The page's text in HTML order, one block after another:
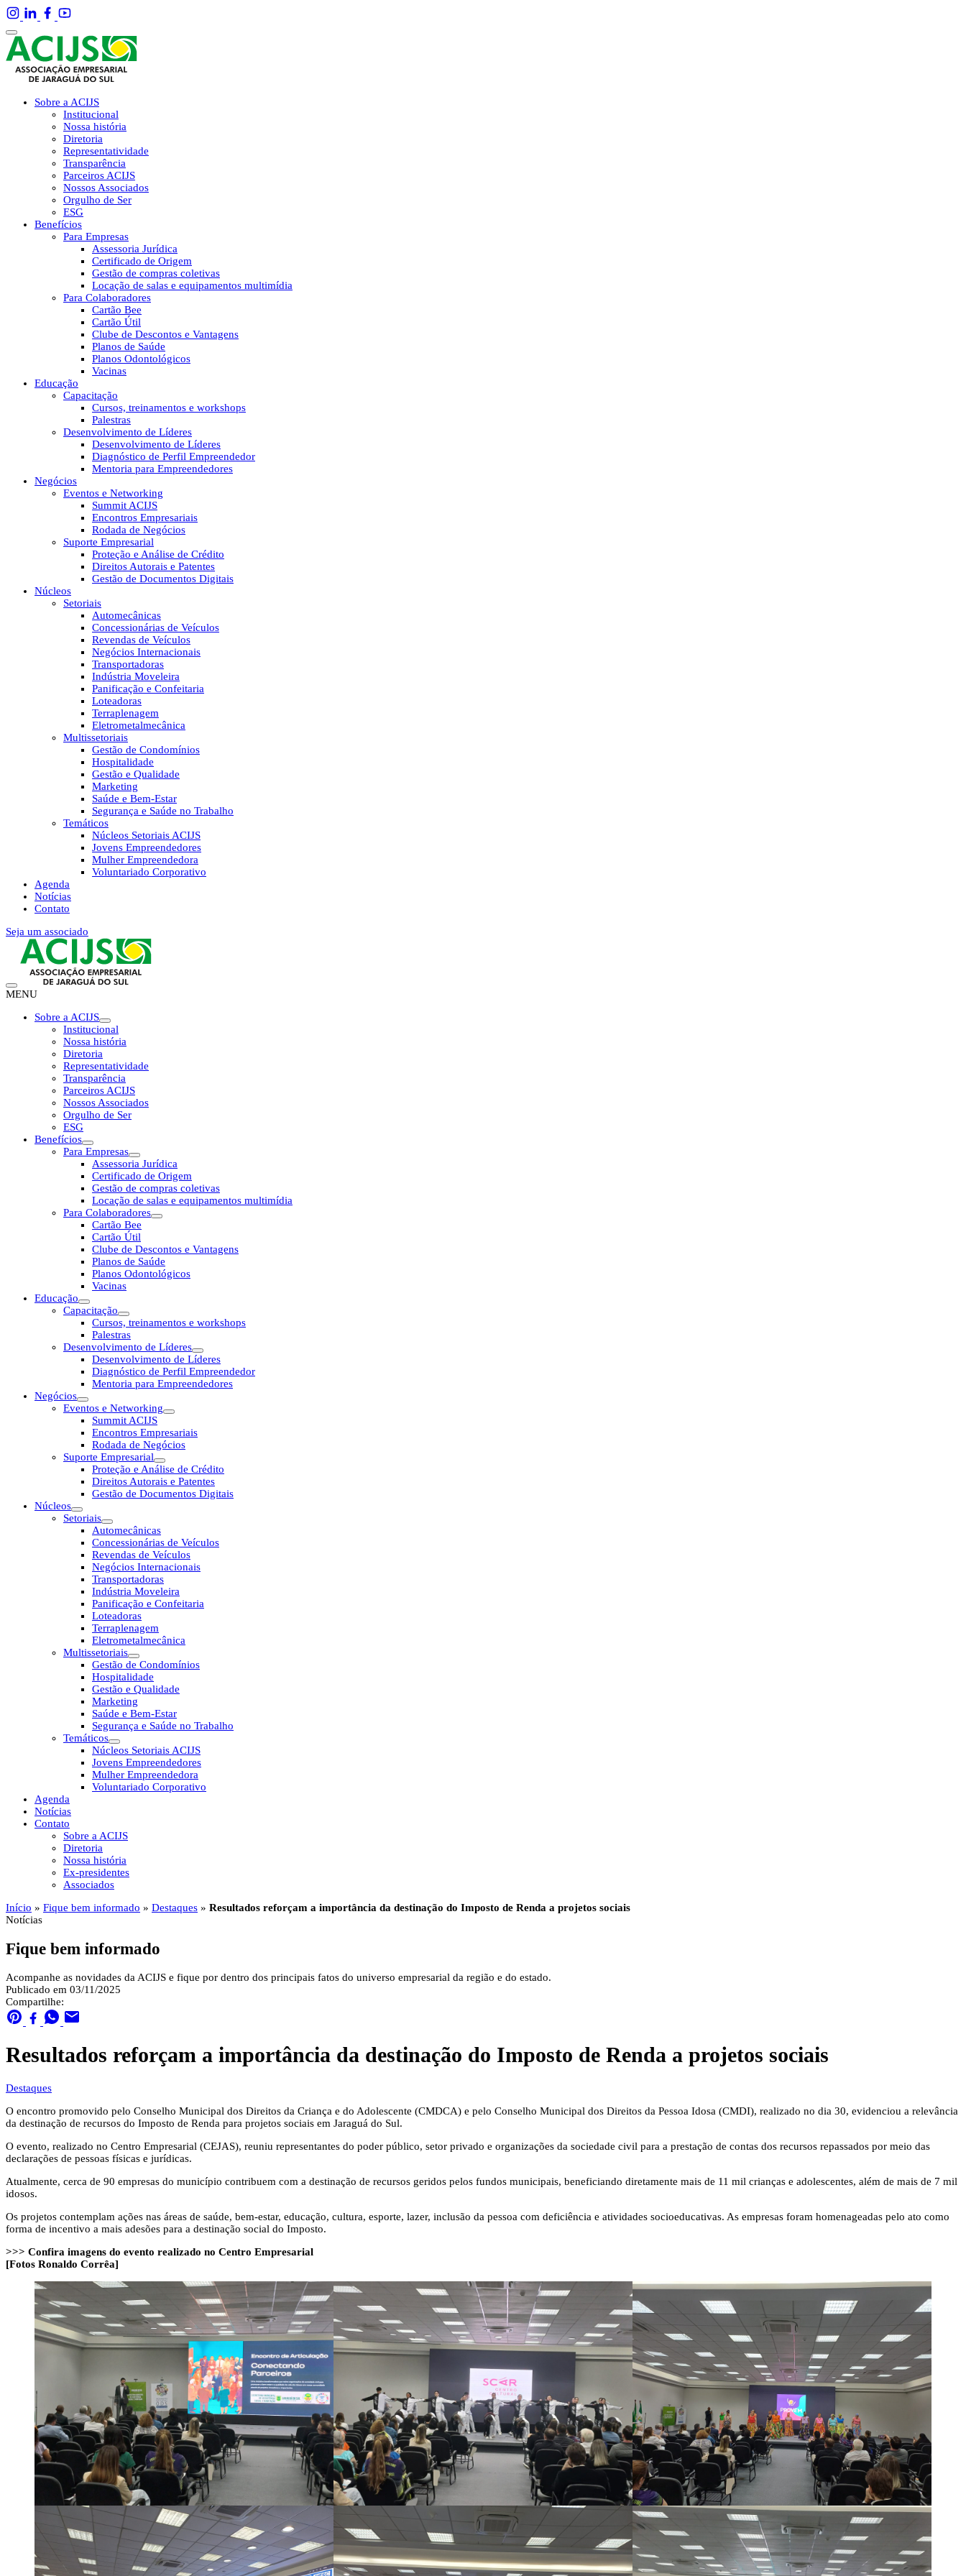
Sobre a ACIJS
Institucional
Nossa história
Diretoria
Representatividade
Transparência
Parceiros ACIJS
Nossos Associados
Orgulho de Ser
ESG
Benefícios
Para Empresas
Assessoria Jurídica
Certificado de Origem
Gestão de compras coletivas
Locação de salas e equipamentos multimídia
Para Colaboradores
Cartão Bee
Cartão Útil
Clube de Descontos e Vantagens
Planos de Saúde
Planos Odontológicos
Vacinas
Educação
Capacitação
Cursos, treinamentos e workshops
Palestras
Desenvolvimento de Líderes
Desenvolvimento de Líderes
Diagnóstico de Perfil Empreendedor
Mentoria para Empreendedores
Negócios
Eventos e Networking
Summit ACIJS
Encontros Empresariais
Rodada de Negócios
Suporte Empresarial
Proteção e Análise de Crédito
Direitos Autorais e Patentes
Gestão de Documentos Digitais
Núcleos
Setoriais
Automecânicas
Concessionárias de Veículos
Revendas de Veículos
Negócios Internacionais
Transportadoras
Indústria Moveleira
Panificação e Confeitaria
Loteadoras
Terraplenagem
Eletrometalmecânica
Multissetoriais
Gestão de Condomínios
Hospitalidade
Gestão e Qualidade
Marketing
Saúde e Bem-Estar
Segurança e Saúde no Trabalho
Temáticos
Núcleos Setoriais ACIJS
Jovens Empreendedores
Mulher Empreendedora
Voluntariado Corporativo
Agenda
Notícias
Contato
Seja um associado
MENU
Sobre a ACIJS
Institucional
Nossa história
Diretoria
Representatividade
Transparência
Parceiros ACIJS
Nossos Associados
Orgulho de Ser
ESG
Benefícios
Para Empresas
Assessoria Jurídica
Certificado de Origem
Gestão de compras coletivas
Locação de salas e equipamentos multimídia
Para Colaboradores
Cartão Bee
Cartão Útil
Clube de Descontos e Vantagens
Planos de Saúde
Planos Odontológicos
Vacinas
Educação
Capacitação
Cursos, treinamentos e workshops
Palestras
Desenvolvimento de Líderes
Desenvolvimento de Líderes
Diagnóstico de Perfil Empreendedor
Mentoria para Empreendedores
Negócios
Eventos e Networking
Summit ACIJS
Encontros Empresariais
Rodada de Negócios
Suporte Empresarial
Proteção e Análise de Crédito
Direitos Autorais e Patentes
Gestão de Documentos Digitais
Núcleos
Setoriais
Automecânicas
Concessionárias de Veículos
Revendas de Veículos
Negócios Internacionais
Transportadoras
Indústria Moveleira
Panificação e Confeitaria
Loteadoras
Terraplenagem
Eletrometalmecânica
Multissetoriais
Gestão de Condomínios
Hospitalidade
Gestão e Qualidade
Marketing
Saúde e Bem-Estar
Segurança e Saúde no Trabalho
Temáticos
Núcleos Setoriais ACIJS
Jovens Empreendedores
Mulher Empreendedora
Voluntariado Corporativo
Agenda
Notícias
Contato
Sobre a ACIJS
Diretoria
Nossa história
Ex-presidentes
Associados
Início » Fique bem informado » Destaques » Resultados reforçam a importância da destinação do Imposto de Renda a projetos sociais
Notícias
Fique bem informado
Acompanhe as novidades da ACIJS e fique por dentro dos principais fatos do universo empresarial da região e do estado.
Publicado em 03/11/2025
Compartilhe:
Resultados reforçam a importância da destinação do Imposto de Renda a projetos sociais
Destaques
O encontro promovido pelo Conselho Municipal dos Direitos da Criança e do Adolescente (CMDCA) e pelo Conselho Municipal dos Direitos da Pessoa Idosa (CMDI), realizado no dia 30, evidenciou a relevância
da destinação de recursos do Imposto de Renda para projetos sociais em Jaraguá do Sul.
O evento, realizado no Centro Empresarial (CEJAS), reuniu representantes do poder público, setor privado e organizações da sociedade civil para a prestação de contas dos recursos repassados por meio das
declarações de pessoas físicas e jurídicas.
Atualmente, cerca de 90 empresas do município contribuem com a destinação de recursos geridos pelos fundos municipais, beneficiando diretamente mais de 11 mil crianças e adolescentes, além de mais de 7 mil
idosos.
Os projetos contemplam ações nas áreas de saúde, bem-estar, educação, cultura, esporte, lazer, inclusão da pessoa com deficiência e atividades socioeducativas. As empresas foram homenageadas pelo ato como
forma de incentivo a mais adesões para a destinação social do Imposto.
>>> Confira imagens do evento realizado no Centro Empresarial
[Fotos Ronaldo Corrêa]